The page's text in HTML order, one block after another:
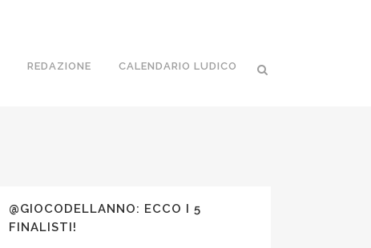
REDAZIONE CALENDARIO LUDICO
@GIOCODELLANNO: ECCO I 5
FINALISTI!